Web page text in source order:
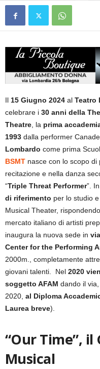
Il 15 Giugno 2024 al Teatro
celebrare i 30 anni della
Theatre, la prima
1993 dalla performer
Lombardo come prima
BSMT nasce con lo scopo
recitazione e nella danza
“Triple Threat Performer”.
di riferimento per lo studio
Musical Theater,
mercato italiano di artisti
inaugura la nuova sede in
Center for the Performing
2000m., completamente
giovani talenti. Nel 2020
soggetto AFAM dando il
2020, al Diploma
Laurea breve).
“Our Time”, il
Musical